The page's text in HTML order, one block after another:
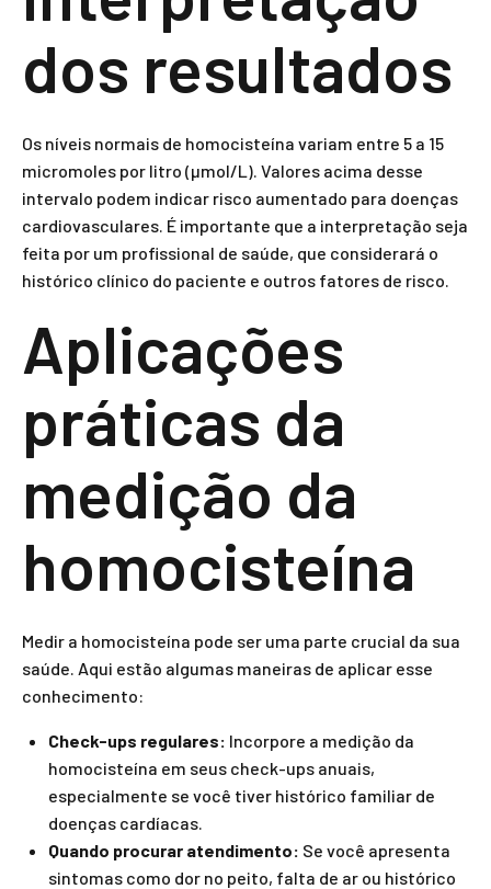
dos resultados
Os níveis normais de homocisteína variam entre 5 a 15
micromoles por litro (µmol/L). Valores acima desse
intervalo podem indicar risco aumentado para doenças
cardiovasculares. É importante que a interpretação seja
feita por um profissional de saúde, que considerará o
histórico clínico do paciente e outros fatores de risco.
Aplicações
práticas da
medição da
homocisteína
Medir a homocisteína pode ser uma parte crucial da sua
saúde. Aqui estão algumas maneiras de aplicar esse
conhecimento:
Check-ups regulares: Incorpore a medição da
homocisteína em seus check-ups anuais,
especialmente se você tiver histórico familiar de
doenças cardíacas.
Quando procurar atendimento: Se você apresenta
sintomas como dor no peito, falta de ar ou histórico